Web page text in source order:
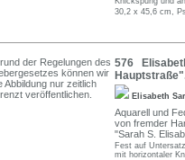
30,2 x 45,6 cm,
576
Elisabeth
Aquarell und
von fremder
"Sarah S.
Fest auf
mit horizontaler